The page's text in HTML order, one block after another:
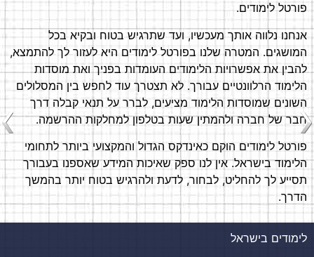
פורטל לימודים.
אנחנו נלווה אותך מעכשיו, ועד שתרגיש בטוח ובקיא בכל
המושגים. המטרה שלנו בפורטל לימודים היא לעזור לך להתמצא,
להבין את אפשרויות הלימודים העומדות בפניך ואת מוסדות
הלימוד הרלוונטיים עבורך. לא תצטרך עוד לחפש בין המסלולים
השונים שמוסדות הלימוד מציעים, לברר על תנאי קבלה דרך
חבר של חברה ולהמתין שעות בטלפון למחלקות ההרשמה.
פורטל לימודים הוקם כאינדקס הגדול והמקצועי ביותר לתחומי
הלימוד בישראל. אין לנו ספק שאיכות המידע שאספנו בעבורך
תסייע לך להחליט, לבחור, לדעת ולהרגיש בטוח יותר בהמשך
הדרך.
לימודים בישראל